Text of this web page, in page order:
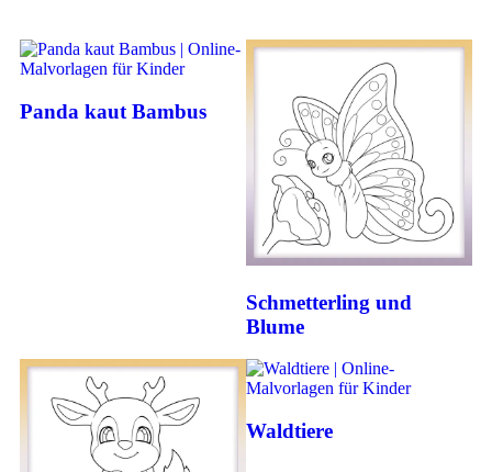
Panda kaut Bambus
Schmetterling und
Blume
Waldtiere